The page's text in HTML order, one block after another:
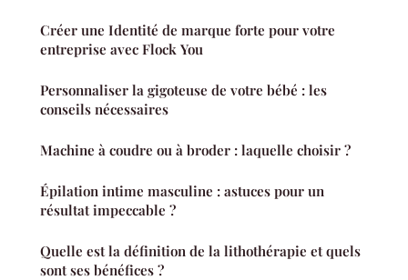
Créer une Identité de marque forte pour votre
entreprise avec Flock You
Personnaliser la gigoteuse de votre bébé : les
conseils nécessaires
Machine à coudre ou à broder : laquelle choisir ?
Épilation intime masculine : astuces pour un
résultat impeccable ?
Quelle est la définition de la lithothérapie et quels
sont ses bénéfices ?